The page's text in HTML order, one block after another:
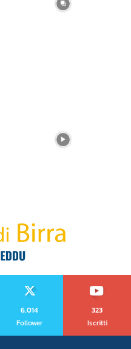
6,014
Follower
323
Iscritti